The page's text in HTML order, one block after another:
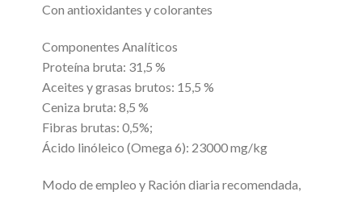
Con antioxidantes y colorantes
Componentes Analíticos
Proteína bruta: 31,5 %
Aceites y grasas brutos: 15,5 %
Ceniza bruta: 8,5 %
Fibras brutas: 0,5%;
Ácido linóleico (Omega 6): 23000 mg/kg
Modo de empleo y Ración diaria recomendada,